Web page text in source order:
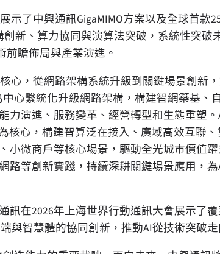
了中興通訊GigaMIMO方案以及全球首款
創新、算力協同與演算法突破，系統性突破
前瞻佈局與產業演進。
心，從網路架構系統升級到關鍵場景創新
心繫統化升級網路架構，構建智網築基、
力演進、服務變革、經營轉型和生態重塑
核心，構建智算泛在接入、廣域高效互聯
微商戶等核心場景，驅動全光城市價值躍
路等創新實踐，持續深耕關鍵場景應用，
在2026年上海世界行動通訊大會展示了覆
與智慧體的協同創新，推動AI從技術突破走